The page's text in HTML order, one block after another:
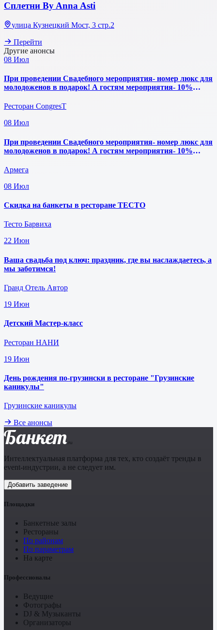
Сплетни By Anna Asti
улица Кузнецкий Мост, 3 стр.2
Перейти
Другие анонсы
08 Июл
При проведении Свадебного мероприятия- номер люкс для
молодоженов в подарок! А гостям мероприятия- 10%
Ресторан CongresT
08 Июл
При проведении Свадебного мероприятия- номер люкс для
молодоженов в подарок! А гостям мероприятия- 10%
Армега
08 Июл
Скидка на банкеты в ресторане ТЕСТО
Тесто Барвиха
22 Июн
Ваша свадьба под ключ: праздник, где вы наслаждаетесь, а
мы заботимся!
Гранд Отель Автор
19 Июн
Детский Мастер-класс
Ресторан НАНИ
19 Июн
День рождения по-грузински в ресторане "Грузинские
каникулы"
Грузинские каникулы
Все анонсы
Банкет .ru
Интеллектуальная платформа для тех, кто создаёт тренды в
event-индустрии, а не следует им.
Добавить заведение
Площадки
Банкетные залы
Рестораны
По районам
По параметрам
На карте
Профессионалы
Ведущие
Фотографы
DJ & Музыканты
Организаторы